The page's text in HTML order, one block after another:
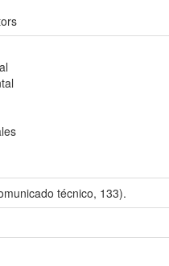
técnico, 133).